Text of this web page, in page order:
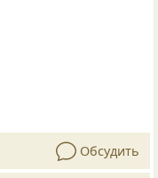
Обсудить